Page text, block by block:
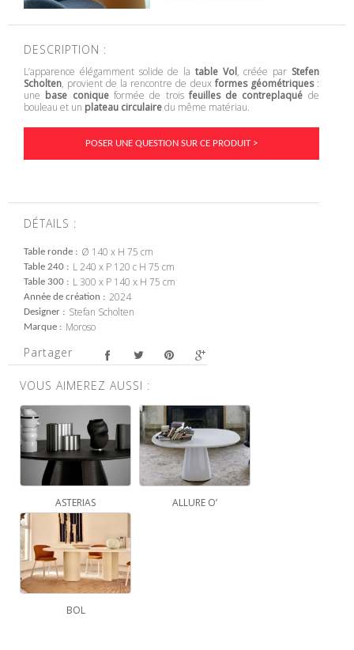
DESCRIPTION :
L’apparence élégamment solide de la table Vol, créée par Stefen
Scholten, provient de la rencontre de deuxformes géométriques:
une base coniqueformée de troisfeuilles de contreplaqué de
bouleau et un plateau circulairedu même matériau.
POSER UNE QUESTION SUR CE PRODUIT >
DÉTAILS :
Table ronde Ø 140 x H 75 cm
Table 240 L 240 x P 120 c H 75 cm
Table 300 L 300 x P 140 x H 75 cm
Année de création 2024
Designer Stefan Scholten
Marque Moroso
Partager
VOUS AIMEREZ AUSSI :
ASTERIAS ALLURE O’
BOL